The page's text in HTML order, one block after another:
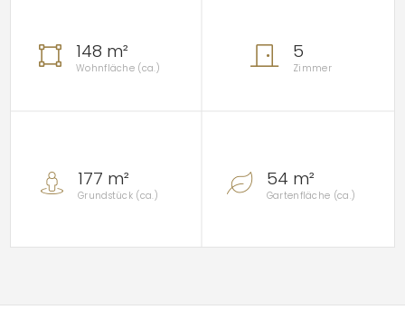
148 m²
Wohnfläche (ca.)
5
Zimmer
177 m²
Grundstück (ca.)
54 m²
Gartenfläche (ca.)